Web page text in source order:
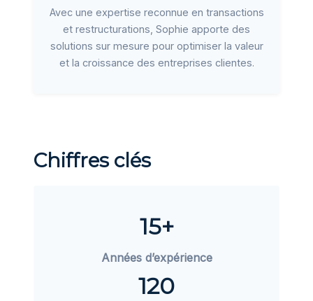
Avec une expertise reconnue en transactions
et restructurations, Sophie apporte des
solutions sur mesure pour optimiser la valeur
et la croissance des entreprises clientes.
Chiffres clés
15+
Années d’expérience
120